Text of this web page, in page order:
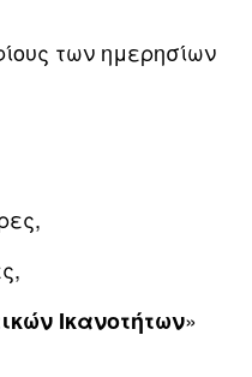
των ημερησίων
Ικανοτήτων»